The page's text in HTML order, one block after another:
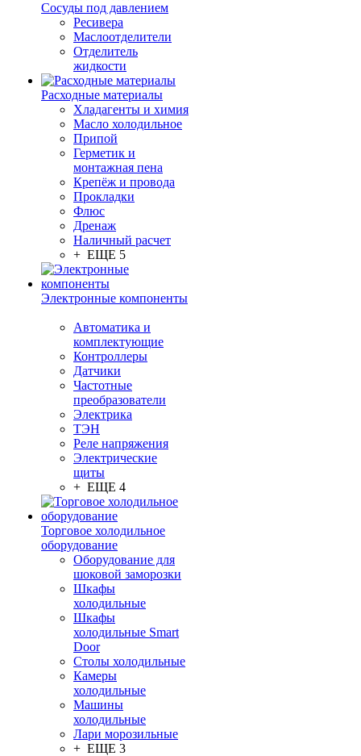
Сосуды под давлением
Ресивера
Маслоотделители
Отделитель
жидкости
Расходные материалы
Хладагенты и химия
Масло холодильное
Припой
Герметик и
монтажная пена
Крепёж и провода
Прокладки
Флюс
Дренаж
Наличный расчет
+ ЕЩЕ 5
Электронные компоненты
Автоматика и
комплектующие
Контроллеры
Датчики
Частотные
преобразователи
Электрика
ТЭН
Реле напряжения
Электрические
щиты
+ ЕЩЕ 4
Торговое холодильное
оборудование
Оборудование для
шоковой заморозки
Шкафы
холодильные
Шкафы
холодильные Smart
Door
Столы холодильные
Камеры
холодильные
Машины
холодильные
Лари морозильные
+ ЕЩЕ 3